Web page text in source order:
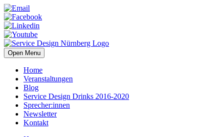
Open Menu
Home
Veranstaltungen
Blog
Service Design Drinks 2016-2020
Sprecher:innen
Newsletter
Kontakt